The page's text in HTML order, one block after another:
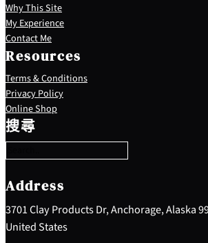
Why This Site
My Experience
Contact Me
Resources
Terms & Conditions
Privacy Policy
Online Shop
搜尋
S
e
a
c
h
Address
3701 Clay Products Dr, Anchorage, Alaska
United States